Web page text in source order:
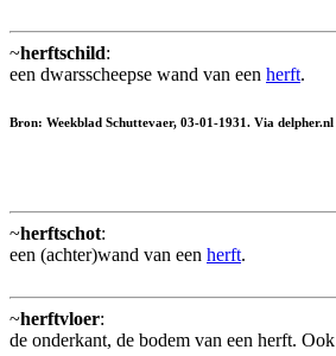
~herftschild:
een dwarsscheepse wand van een herft.
Bron: Weekblad Schuttevaer, 03-01-1931. Via delpher.nl
~herftschot:
een (achter)wand van een herft.
~herftvloer:
de onderkant, de bodem van een herft. Ook